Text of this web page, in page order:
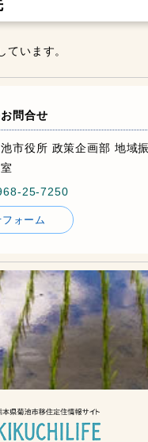
ています。
問合せ
市役所 政策企画部 地域
25-7250
ォーム